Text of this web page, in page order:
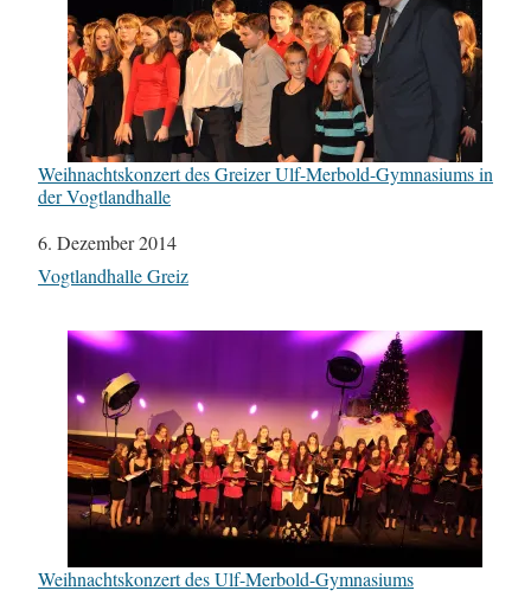
Weihnachtskonzert des Greizer Ulf-Merbold-Gymnasiums in
der Vogtlandhalle
Datum
6. Dezember 2014
In Bezug auf
Vogtlandhalle Greiz
Weihnachtskonzert des Ulf-Merbold-Gymnasiums